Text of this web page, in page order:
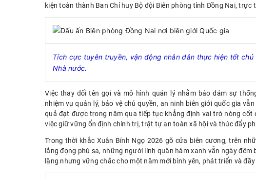
kiện toàn thành Ban Chỉ huy Bộ đội Biên phòng tỉnh Đồng Nai, trực
Tích cực tuyên truyền, vận động nhân dân thực hiện tốt
Nhà nước.
Việc thay đổi tên gọi và mô hình quản lý nhằm bảo đảm sự
nhiệm vụ quản lý, bảo vệ chủ quyền, an ninh biên giới quốc gia
quả đạt được trong năm qua tiếp tục khẳng định vai trò nòng
việc giữ vững ổn định chính trị, trật tự an toàn xã hội và thúc đẩy
Trong thời khắc Xuân Bính Ngọ 2026 gõ cửa biên cương, trên
lắng đọng phù sa, những người lính quân hàm xanh vẫn ngày
lặng nhưng vững chắc cho một năm mới bình yên, phát triển và